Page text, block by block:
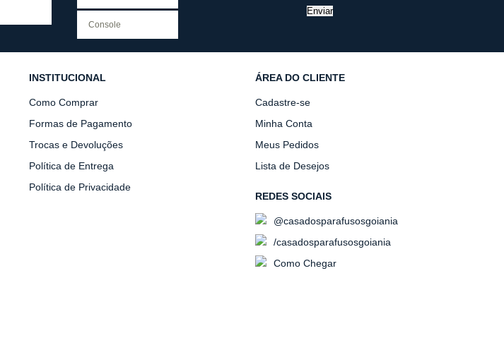
Enviar
INSTITUCIONAL
Como Comprar
Formas de Pagamento
Trocas e Devoluções
Política de Entrega
Política de Privacidade
ÁREA DO CLIENTE
Cadastre-se
Minha Conta
Meus Pedidos
Lista de Desejos
REDES SOCIAIS
@casadosparafusosgoiania
/casadosparafusosgoiania
Como Chegar